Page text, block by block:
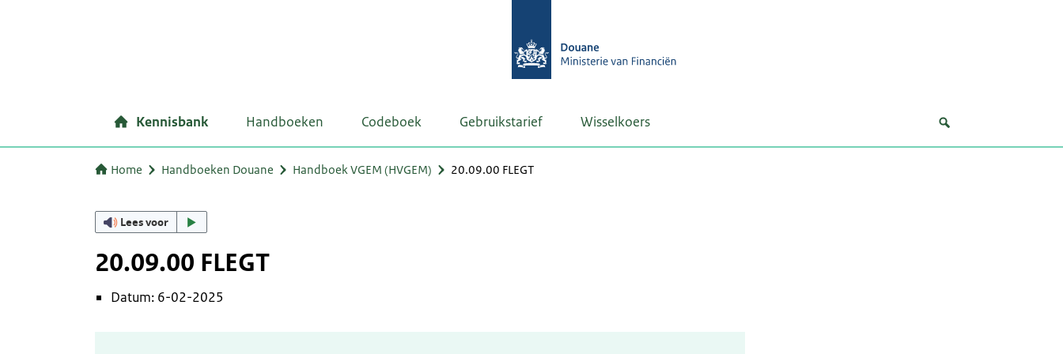
Kennisbank Handboeken Codeboek Gebruikstarief Wisselkoers
Home Handboeken Douane Handboek VGEM (HVGEM) 20.09.00 FLEGT
Lees voor
20.09.00 FLEGT
Datum: 6-02-2025